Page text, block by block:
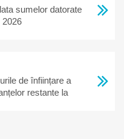
sumelor datorate
2026
de înființare a
restante la